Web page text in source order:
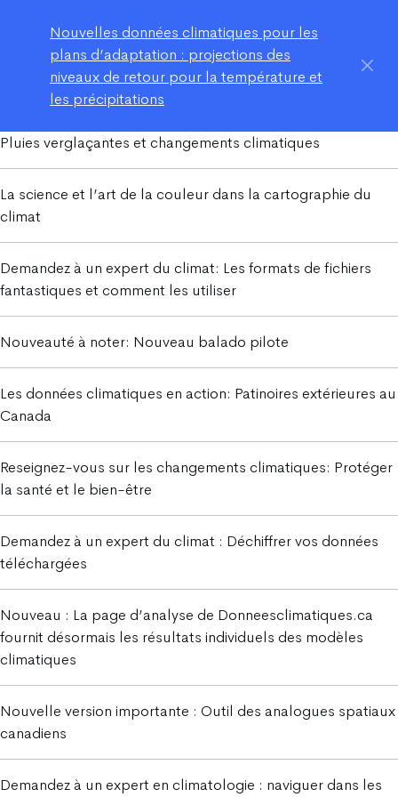
Nouvelles données climatiques pour les
plans d’adaptation : projections des
niveaux de retour pour la température et
les précipitations
Pluies verglaçantes et changements climatiques
La science et l’art de la couleur dans la cartographie du
climat
Demandez à un expert du climat: Les formats de fichiers
fantastiques et comment les utiliser
Nouveauté à noter: Nouveau balado pilote
Les données climatiques en action: Patinoires extérieures au
Canada
Reseignez-vous sur les changements climatiques: Protéger
la santé et le bien-être
Demandez à un expert du climat : Déchiffrer vos données
téléchargées
Nouveau : La page d’analyse de Donneesclimatiques.ca
fournit désormais les résultats individuels des modèles
climatiques
Nouvelle version importante : Outil des analogues spatiaux
canadiens
Demandez à un expert en climatologie : naviguer dans les